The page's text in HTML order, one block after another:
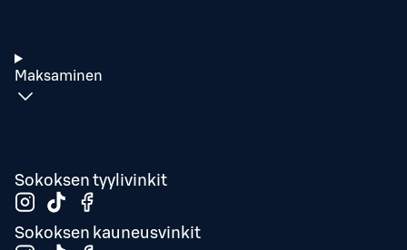
Maksaminen
Sokoksen tyylivinkit
Sokoksen kauneusvinkit